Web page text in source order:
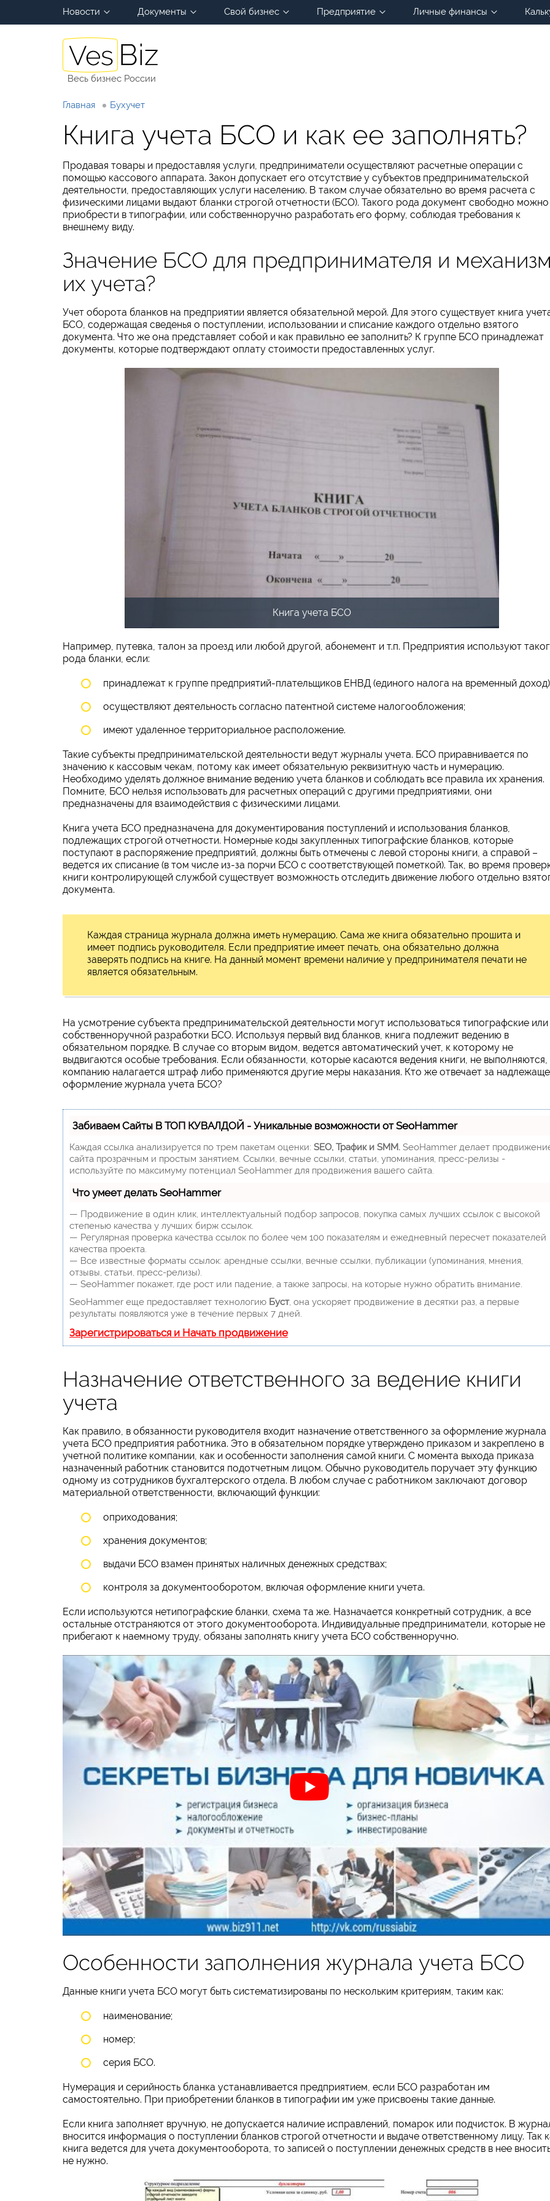
Новости Документы Свой бизнес Предприятие Личные финансы
Весь бизнес России
Главная Бухучет
Книга учета БСО и как ее заполнять?
Продавая товары и предоставляя услуги, предприниматели осуществляют расчетные операции с
помощью кассового аппарата. Закон допускает его отсутствие у субъектов предпринимательской
деятельности, предоставляющих услуги населению. В таком случае обязательно во время расчета с
физическими лицами выдают бланки строгой отчетности (БСО). Такого рода документ свободно можно
приобрести в типографии, или собственноручно разработать его форму, соблюдая требования к
внешнему виду.
Значение БСО для предпринимателя и
их учета?
Учет оборота бланков на предприятии является обязательной мерой. Для этого существует книга
БСО, содержащая сведенья о поступлении, использовании и списание каждого отдельно взятого
документа. Что же она представляет собой и как правильно ее заполнить? К группе БСО принадлежат
документы, которые подтверждают оплату стоимости предоставленных услуг.
Книга учета БСО
Например, путевка, талон за проезд или любой другой, абонемент и т.п. Предприятия используют
рода бланки, если:
принадлежат к группе предприятий-плательщиков ЕНВД (единого налога на временный
осуществляют деятельность согласно патентной системе налогообложения;
имеют удаленное территориальное расположение.
Такие субъекты предпринимательской деятельности ведут журналы учета. БСО приравнивается по
значению к кассовым чекам, потому как имеет обязательную реквизитную часть и нумерацию.
Необходимо уделять должное внимание ведению учета бланков и соблюдать все правила их хранения.
Помните, БСО нельзя использовать для расчетных операций с другими предприятиями, они
предназначены для взаимодействия с физическими лицами.
Книга учета БСО предназначена для документирования поступлений и использования бланков,
подлежащих строгой отчетности. Номерные коды закупленных типографские бланков, которые
поступают в распоряжение предприятий, должны быть отмечены с левой стороны книги, а справой –
ведется их списание (в том числе из-за порчи БСО с соответствующей пометкой). Так, во время
книги контролирующей службой существует возможность отследить движение любого отдельно
документа.
Каждая страница журнала должна иметь нумерацию. Сама же книга обязательно прошита и
имеет подпись руководителя. Если предприятие имеет печать, она обязательно должна
заверять подпись на книге. На данный момент времени наличие у предпринимателя печати не
является обязательным.
На усмотрение субъекта предпринимательской деятельности могут использоваться типографские или
собственноручной разработки БСО. Используя первый вид бланков, книга подлежит ведению в
обязательном порядке. В случае со вторым видом, ведется автоматический учет, к которому не
выдвигаются особые требования. Если обязанности, которые касаются ведения книги, не выполняются,
компанию налагается штраф либо применяются другие меры наказания. Кто же отвечает за
оформление журнала учета БСО?
Забиваем Сайты В ТОП КУВАЛДОЙ - Уникальные возможности от SeoHammer
Каждая ссылка анализируется по трем пакетам оценки: SEO, Трафик и SMM. SeoHammer делает
сайта прозрачным и простым занятием. Ссылки, вечные ссылки, статьи, упоминания, пресс-релизы -
используйте по максимуму потенциал SeoHammer для продвижения вашего сайта.
Что умеет делать SeoHammer
— Продвижение в один клик, интеллектуальный подбор запросов, покупка самых лучших ссылок с высокой
степенью качества у лучших бирж ссылок.
— Регулярная проверка качества ссылок по более чем 100 показателям и ежедневный пересчет показателей
качества проекта.
— Все известные форматы ссылок: арендные ссылки, вечные ссылки, публикации (упоминания, мнения,
отзывы, статьи, пресс-релизы).
— SeoHammer покажет, где рост или падение, а также запросы, на которые нужно обратить внимание.
SeoHammer еще предоставляет технологию Буст, она ускоряет продвижение в десятки раз, а первые
результаты появляются уже в течение первых 7 дней.
Зарегистрироваться и Начать продвижение
Назначение ответственного за ведение книги
учета
Как правило, в обязанности руководителя входит назначение ответственного за оформление журнала
учета БСО предприятия работника. Это в обязательном порядке утверждено приказом и закреплено в
учетной политике компании, как и особенности заполнения самой книги. С момента выхода приказа
назначенный работник становится подотчетным лицом. Обычно руководитель поручает эту функцию
одному из сотрудников бухгалтерского отдела. В любом случае с работником заключают договор
материальной ответственности, включающий функции:
оприходования;
хранения документов;
выдачи БСО взамен принятых наличных денежных средствах;
контроля за документооборотом, включая оформление книги учета.
Если используются нетипографские бланки, схема та же. Назначается конкретный сотрудник, а все
остальные отстраняются от этого документооборота. Индивидуальные предприниматели, которые не
прибегают к наемному труду, обязаны заполнять книгу учета БСО собственноручно.
Особенности заполнения журнала учета БСО
Данные книги учета БСО могут быть систематизированы по нескольким критериям, таким как:
наименование;
номер;
серия БСО.
Нумерация и серийность бланка устанавливается предприятием, если БСО разработан им
самостоятельно. При приобретении бланков в типографии им уже присвоены такие данные.
Если книга заполняет вручную, не допускается наличие исправлений, помарок или подчисток. В
вносится информация о поступлении бланков строгой отчетности и выдаче ответственному лицу. Так
книга ведется для учета документооборота, то записей о поступлении денежных средств в нее
не нужно.